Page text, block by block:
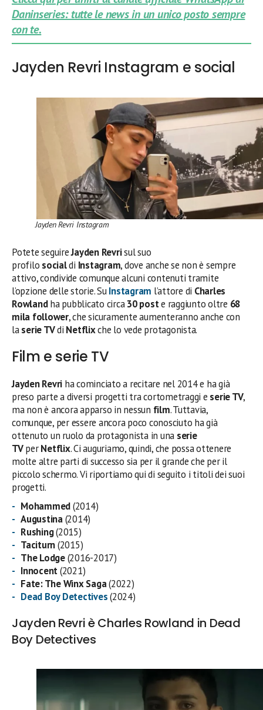
Daninseries: tutte le news in un unico posto sempre
con te.
Jayden Revri Instagram e social
Jayden Revri Instagram
Potete seguireJayden Revrisul suo
profilo socialdi Instagram, dove anche se non è sempre
attivo, condivide comunque alcuni contenuti tramite
l’opzione delle storie. SuInstagram l’attore di Charles
Rowlandha pubblicato circa30 poste raggiunto oltre 68
mila follower, che sicuramente aumenteranno anche con
laserie TVdi Netflixche lo vede protagonista.
Film e serie TV
Jayden Revri ha cominciato a recitare nel 2014 e ha già
preso parte a diversi progetti tra cortometraggi e serie TV,
ma non è ancora apparso in nessun film. Tuttavia,
comunque, per essere ancora poco conosciuto ha già
ottenuto un ruolo da protagonista in una serie
TVperNetflix. Ci auguriamo, quindi, che possa ottenere
molte altre parti di successo sia per il grande che per il
piccolo schermo. Vi riportiamo qui di seguito i titoli dei suoi
progetti.
Mohammed(2014)
Augustina(2014)
Rushing(2015)
Taciturn(2015)
The Lodge(2016-2017)
Innocent(2021)
Fate: The Winx Saga(2022)
Dead Boy Detectives(2024)
Jayden Revri è Charles Rowland in Dead
Boy Detectives